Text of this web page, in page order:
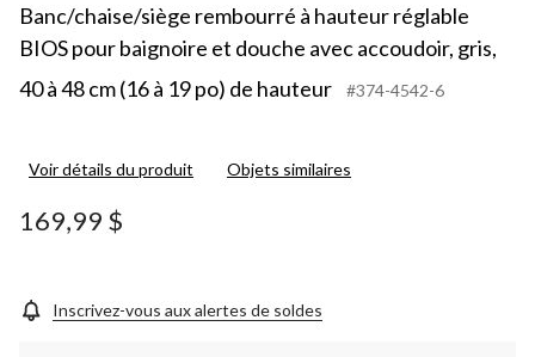
Banc/chaise/siège rembourré à hauteur réglable
BIOS pour baignoire et douche avec accoudoir, gris,
40 à 48 cm (16 à 19 po) de hauteur
#374-4542-6
Voir détails du produit Objets similaires
169,99 $
Inscrivez-vous aux alertes de soldes